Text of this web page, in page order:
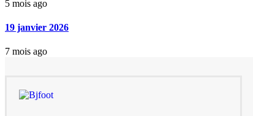
5 mois ago
19 janvier 2026
7 mois ago